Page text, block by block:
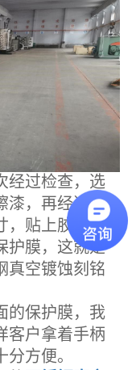
过检查，选
漆，再经过冲
，贴上胶带，
护膜，这就是
真空镀蚀刻铭
保护膜，我
客户拿着手柄
方便。